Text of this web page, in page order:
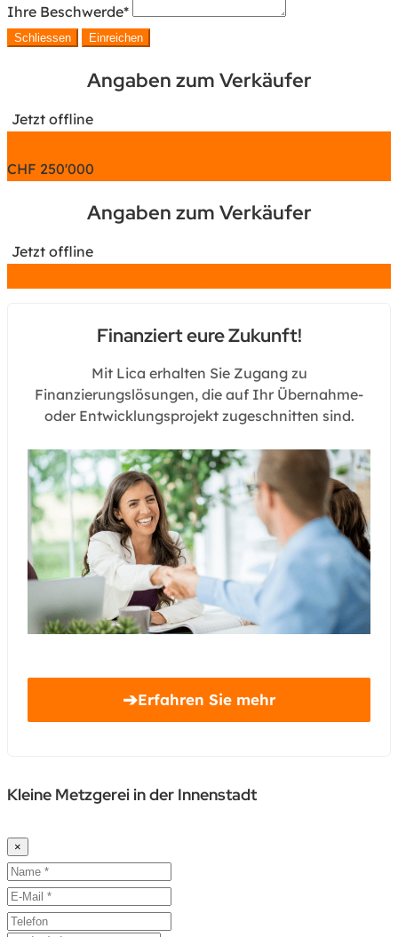
Ihre Beschwerde*
Schliessen Einreichen
Angaben zum Verkäufer
Jetzt offline
CHF 250'000
Angaben zum Verkäufer
Jetzt offline
Finanziert eure Zukunft!
Mit Lica erhalten Sie Zugang zu
Finanzierungslösungen, die auf Ihr Übernahme-
oder Entwicklungsprojekt zugeschnitten sind.
➔Erfahren Sie mehr
Kleine Metzgerei in der Innenstadt
×